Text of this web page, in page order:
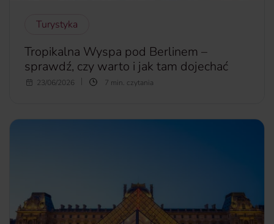
Turystyka
Tropikalna Wyspa pod Berlinem –
sprawdź, czy warto i jak tam dojechać
Marzysz o tropikach, ale nie w smak Ci długi lot? Jeśli
Tropikalna Wyspa pod Berlinem. Jak tam dotrzeć? Czy
23/06/2026 7 min. czytania